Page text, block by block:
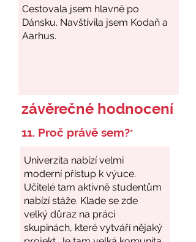
závěrečné hodnocení
11. Proč právě sem?*